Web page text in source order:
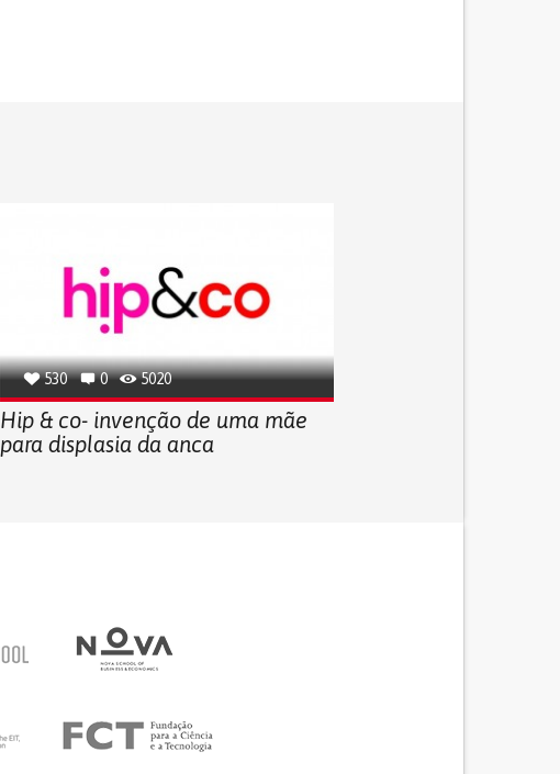
530 0 5020
Hip & co- invenção de uma mãe
para displasia da anca